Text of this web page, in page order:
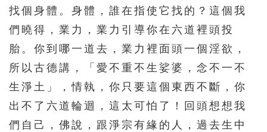
找個身體。身體，誰在指使它找的？這個我
們曉得，業力，業力引導你在六道裡頭投
胎。你到哪一道去，業力裡面頭一個淫欲，
所以古德講，「愛不重不生娑婆，念不一不
生淨土」，情執，你只要這個東西不斷，你
出不了六道輪迴，這太可怕了！回頭想想我
們自己，佛說，跟淨宗有緣的人，過去生中